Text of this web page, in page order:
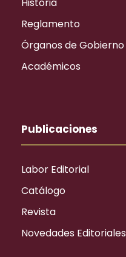
Reglamento
Órganos de Gobierno
Académicos
Publicaciones
Labor Editorial
Catálogo
Revista
Novedades Editoriales